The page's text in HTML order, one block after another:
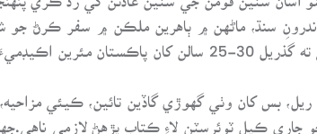
سنڌ، ماڻهن ۾ ٻاهرين ملڪن ۾ سفر ڪرڻ
مڪمل ڄاڻ هئي. اها هڪ انتهائي تعجب جهڙي ڳالهه آهي ته
بس کان وٺي گهوڙي گاڏين تائين، ڪيئي مزاحيه،
جو جاري ڪيل ٽوئرسٽن لاءِ ڪتاب پڙهڻ لازمي